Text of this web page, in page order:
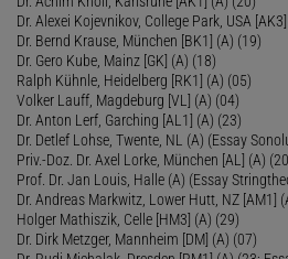
Dr. Alexei Kojevnikov, College Park, USA
Dr. Bernd Krause, München [BK1] (A) (19)
Dr. Gero Kube, Mainz [GK] (A) (18)
Ralph Kühnle, Heidelberg [RK1] (A) (05)
Volker Lauff, Magdeburg [VL] (A) (04)
Dr. Anton Lerf, Garching [AL1] (A) (23)
Dr. Detlef Lohse, Twente, NL (A) (Essay
Priv.-Doz. Dr. Axel Lorke, München [AL] (A)
Prof. Dr. Jan Louis, Halle (A) (Essay
Dr. Andreas Markwitz, Lower Hutt, NZ [AM1]
Holger Mathiszik, Celle [HM3] (A) (29)
Dr. Dirk Metzger, Mannheim [DM] (A) (07)